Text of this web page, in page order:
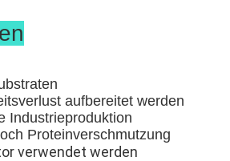
aufbereitet werden
Industrieproduktion
Proteinverschmutzung
verwendet werden